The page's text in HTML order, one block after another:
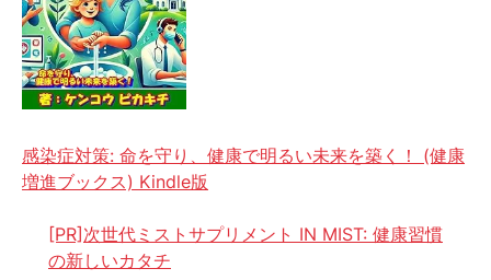
感染症対策: 命を守り、健康で明るい未来を築く！ (健康
増進ブックス) Kindle版
[PR]次世代ミストサプリメント IN MIST: 健康習慣
の新しいカタチ